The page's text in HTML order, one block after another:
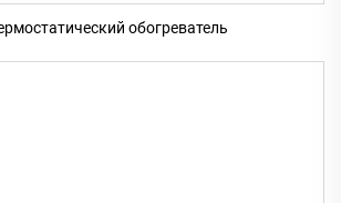
обогреватель